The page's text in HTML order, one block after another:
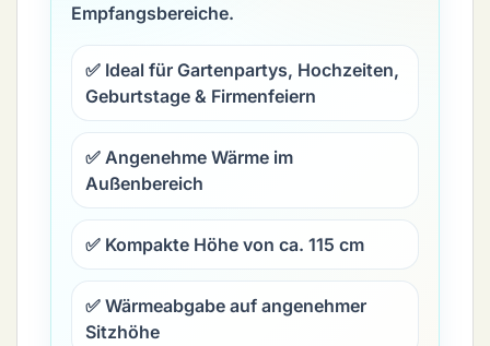
Empfangsbereiche.
✅ Ideal für Gartenpartys, Hochzeiten,
Geburtstage & Firmenfeiern
✅ Angenehme Wärme im
Außenbereich
✅ Kompakte Höhe von ca. 115 cm
✅ Wärmeabgabe auf angenehmer
Sitzhöhe